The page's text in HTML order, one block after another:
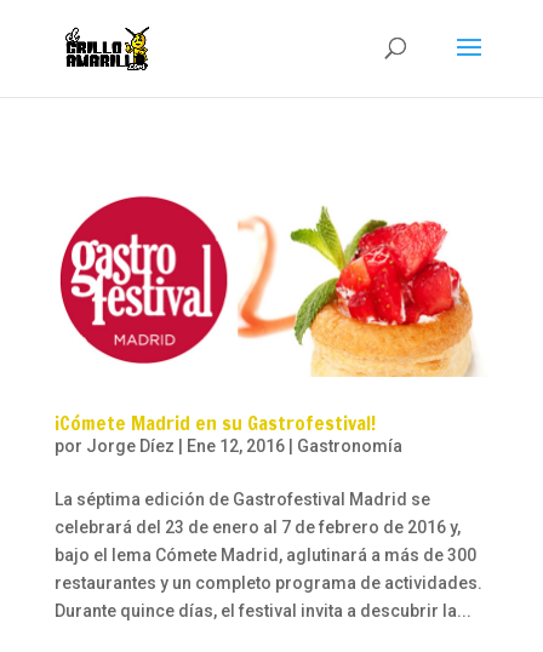
¡Cómete Madrid en su Gastrofestival!
por Jorge Díez Ene 12, 2016| Gastronomía
La séptima edición de Gastrofestival Madrid se
celebrará del 23 de enero al 7 de febrero de 2016 y,
bajo el lema Cómete Madrid, aglutinará a más de 300
restaurantes y un completo programa de actividades.
Durante quince días, el festival invita a descubrir la...